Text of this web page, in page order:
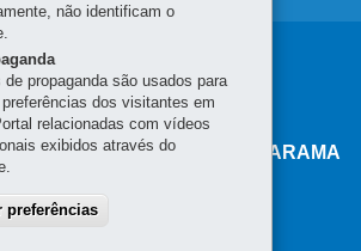
DE EDUCAÇÃO DE UMUARAMA
080-Umuarama
não identificam o
de propaganda são usados para
dos visitantes em
relacionadas com vídeos
exibidos através do
preferências